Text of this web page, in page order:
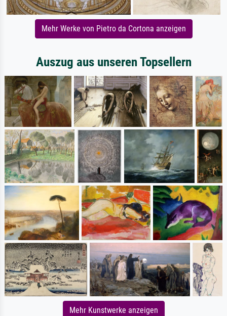
Mehr Werke von Pietro da Cortona anzeigen
Auszug aus unseren Topsellern
Mehr Kunstwerke anzeigen